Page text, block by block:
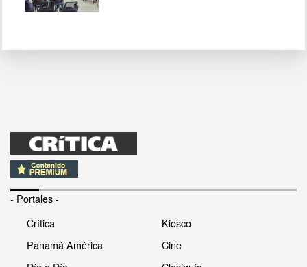
- Portales -
Crítica
Panamá América
Kiosco
Cine